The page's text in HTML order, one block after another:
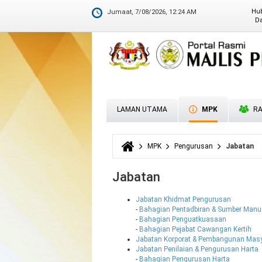
Jumaat, 7/08/2026, 12:24 AM
LAMAN UTAMA MPK
Anda di sini
MPK Pengurusan Jabatan
Jabatan
Jabatan Khidmat Pengurusan
- Bahagian Pentadbiran & Sumber
- Bahagian Penguatkuasaan
- Bahagian Pejabat Cawangan Kertih
Jabatan Korporat & Pembangunan
Jabatan Penilaian & Pengurusan Harta
- Bahagian Pengurusan Harta